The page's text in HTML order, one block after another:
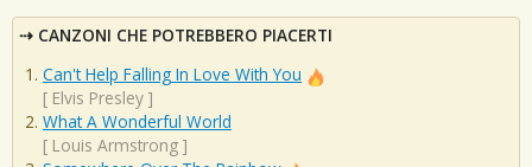
CANZONI CHE POTREBBERO PIACERTI
Can't Help Falling In Love With You
[ Elvis Presley ]
What A Wonderful World
[ Louis Armstrong ]